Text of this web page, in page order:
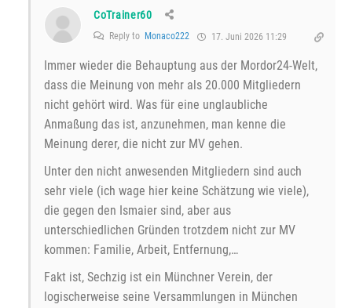
CoTrainer60
Reply to Monaco222 17. Juni 2026 11:29
Immer wieder die Behauptung aus der Mordor24-Welt,
dass die Meinung von mehr als 20.000 Mitgliedern
nicht gehört wird. Was für eine unglaubliche
Anmaßung das ist, anzunehmen, man kenne die
Meinung derer, die nicht zur MV gehen.
Unter den nicht anwesenden Mitgliedern sind auch
sehr viele (ich wage hier keine Schätzung wie viele),
die gegen den Ismaier sind, aber aus
unterschiedlichen Gründen trotzdem nicht zur MV
kommen: Familie, Arbeit, Entfernung,…
Fakt ist, Sechzig ist ein Münchner Verein, der
logischerweise seine Versammlungen in München